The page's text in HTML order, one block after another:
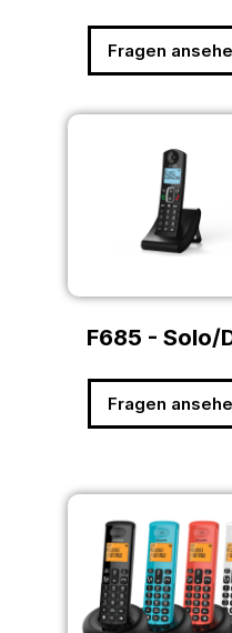
Fragen
F685 - Solo/
Fragen